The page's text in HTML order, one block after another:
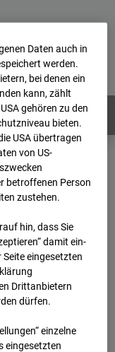
Login
3
Archiv
Daten auch in
werden.
bei denen ein
kann, zählt
gehören zu den
bieten.
USA übertragen
von US-
betroffenen Person
zustehen.
hin, dass Sie
damit ein­
eingesetzten
Drittanbietern
dürfen.
einzelne
eingesetzten